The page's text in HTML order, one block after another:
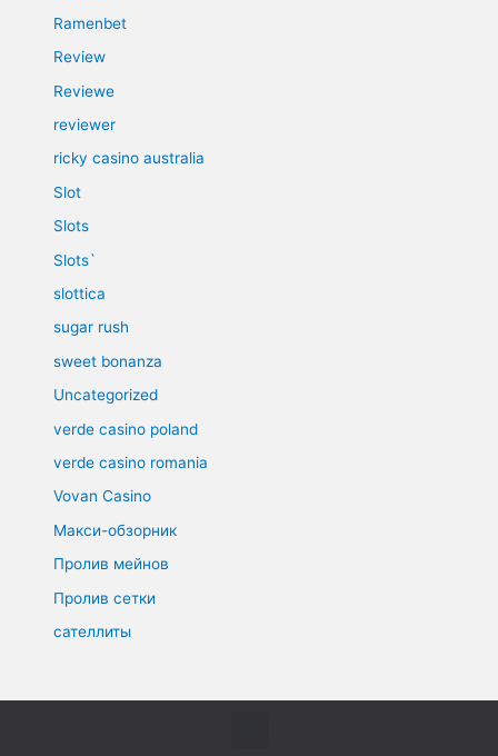
Ramenbet
Review
Reviewe
reviewer
ricky casino australia
Slot
Slots
Slots`
slottica
sugar rush
sweet bonanza
Uncategorized
verde casino poland
verde casino romania
Vovan Casino
Макси-обзорник
Пролив мейнов
Пролив сетки
сателлиты